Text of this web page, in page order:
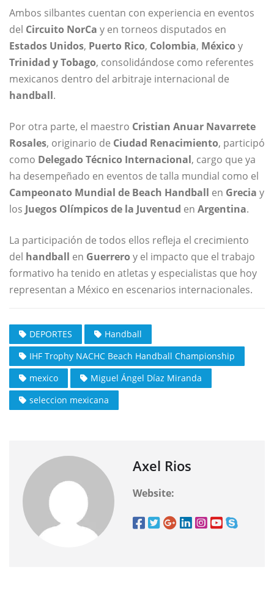
Ambos silbantes cuentan con experiencia en eventos
del Circuito NorCa y en torneos disputados en
Estados Unidos, Puerto Rico, Colombia, México y
Trinidad y Tobago, consolidándose como referentes
mexicanos dentro del arbitraje internacional de
handball.
Por otra parte, el maestro Cristian Anuar Navarrete
Rosales, originario de Ciudad Renacimiento, participó
como Delegado Técnico Internacional, cargo que ya
ha desempeñado en eventos de talla mundial como el
Campeonato Mundial de Beach Handball en Grecia y
los Juegos Olímpicos de la Juventud en Argentina.
La participación de todos ellos refleja el crecimiento
del handball en Guerrero y el impacto que el trabajo
formativo ha tenido en atletas y especialistas que hoy
representan a México en escenarios internacionales.
DEPORTES
Handball
IHF Trophy NACHC Beach Handball Championship
mexico
Miguel Ángel Díaz Miranda
seleccion mexicana
Axel Rios
Website: